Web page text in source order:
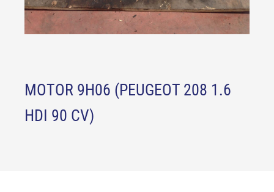
MOTOR 9H06 (PEUGEOT 208 1.6
HDI 90 CV)